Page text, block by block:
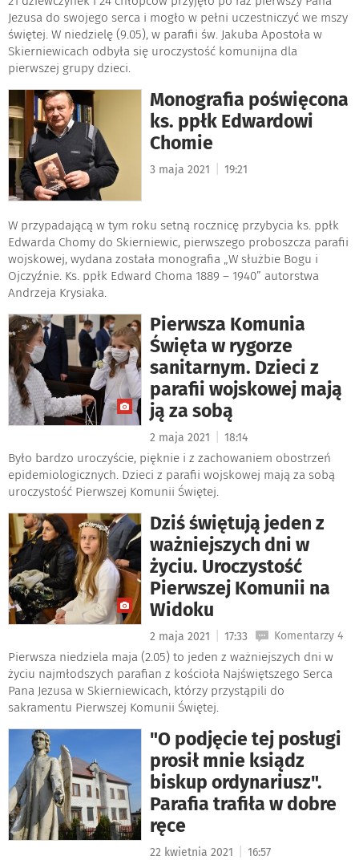
Jezusa do swojego serca i mogło w pełni uczestniczyć we mszy
świętej. W niedzielę (9.05), w parafii św. Jakuba Apostoła w
Skierniewicach odbyła się uroczystość komunijna dla
pierwszej grupy dzieci.
Monografia poświęcona
ks. ppłk Edwardowi
Chomie
3 maja 2021 19:21
W przypadającą w tym roku setną rocznicę przybycia ks. ppłk
Edwarda Chomy do Skierniewic, pierwszego proboszcza parafii
wojskowej, wydana została monografia „W służbie Bogu i
Ojczyźnie. Ks. ppłk Edward Choma 1889 – 1940” autorstwa
Andrzeja Krysiaka.
Pierwsza Komunia
Święta w rygorze
sanitarnym. Dzieci z
parafii wojskowej mają
ją za sobą
2 maja 2021 18:14
Było bardzo uroczyście, pięknie i z zachowaniem obostrzeń
epidemiologicznych. Dzieci z parafii wojskowej mają za sobą
uroczystość Pierwszej Komunii Świętej.
Dziś świętują jeden z
ważniejszych dni w
życiu. Uroczystość
Pierwszej Komunii na
Widoku
2 maja 2021 17:33 Komentarzy 4
Pierwsza niedziela maja (2.05) to jeden z ważniejszych dni w
życiu najmłodszych parafian z kościoła Najświętszego Serca
Pana Jezusa w Skierniewicach, którzy przystąpili do
sakramentu Pierwszej Komunii Świętej.
"O podjęcie tej posługi
prosił mnie ksiądz
biskup ordynariusz".
Parafia trafiła w dobre
ręce
22 kwietnia 2021
16:57